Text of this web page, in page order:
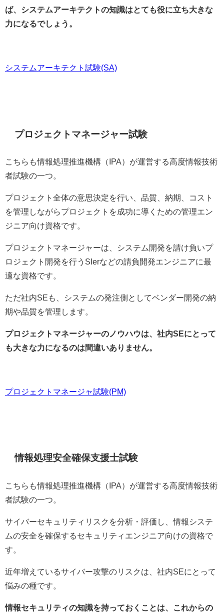
ば、システムアーキテクトの知識はとても役に立ち大きな
力になるでしょう。
システムアーキテクト試験(SA)
プロジェクトマネージャー試験
こちらも情報処理推進機構（IPA）が運営する高度情報技術
者試験の一つ。
プロジェクト全体の意思決定を行い、品質、納期、コスト
を管理しながらプロジェクトを成功に導くための管理エン
ジニア向け資格です。
プロジェクトマネージャーは、システム開発を請け負いプ
ロジェクト開発を行うSIerなどの請負開発エンジニアに最
適な資格です。
ただ社内SEも、システムの発注側としてベンダー開発の納
期や品質を管理します。
プロジェクトマネージャーのノウハウは、社内SEにとって
も大きな力になるのは間違いありません。
プロジェクトマネージャ試験(PM)
情報処理安全確保支援士試験
こちらも情報処理推進機構（IPA）が運営する高度情報技術
者試験の一つ。
サイバーセキュリティリスクを分析・評価し、情報システ
ムの安全を確保するセキュリティエンジニア向けの資格で
す。
近年増えているサイバー攻撃のリスクは、社内SEにとって
悩みの種です。
情報セキュリティの知識を持っておくことは、これからの